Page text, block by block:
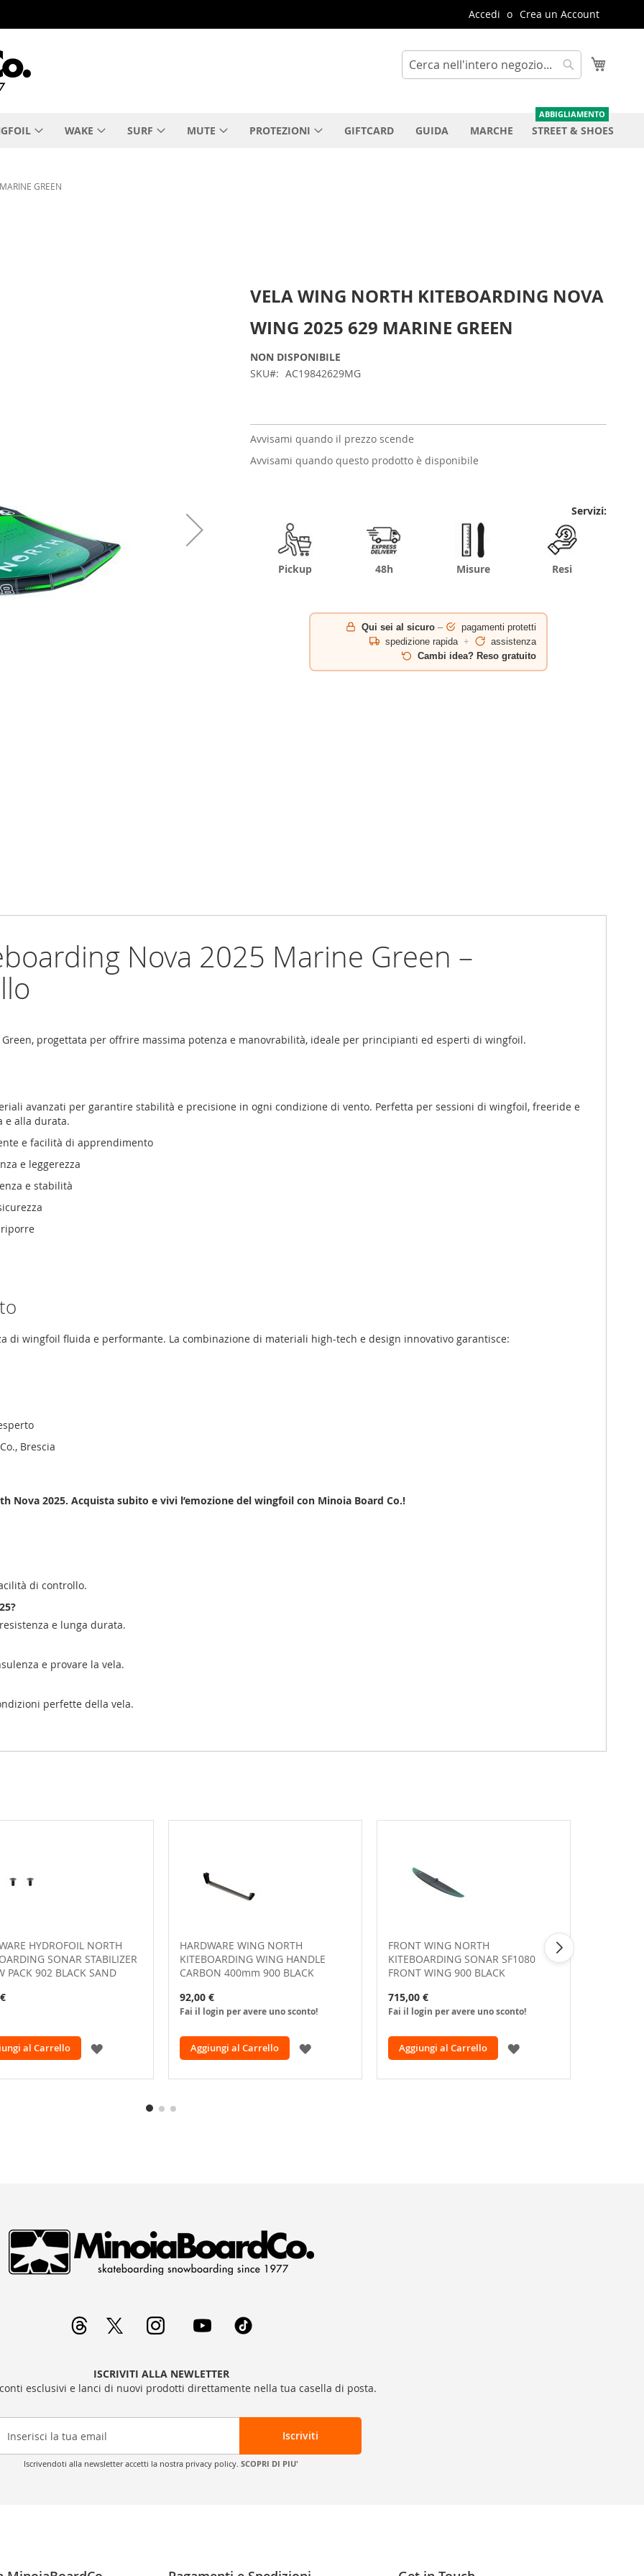
Accedi Crea un Account
Cerca
WAKE SURF MUTE PROTEZIONI GIFTCARD GUIDA MARCHE STREET & SHOES
GREEN
VELA WING NORTH KITEBOARDING NOVA
WING 2025 629 MARINE GREEN
NON DISPONIBILE
SKU
AC19842629MG
Avvisami quando il prezzo scende
Avvisami quando questo prodotto è disponibile
Servizi:
Pickup 48h Misure Resi
Qui sei al sicuro –
pagamenti protetti
spedizione rapida +
assistenza
Cambi idea? Reso gratuito
Nova 2025 Marine Green –
progettata per offrire massima potenza e manovrabilità, ideale per principianti ed esperti di wingfoil.
avanzati per garantire stabilità e precisione in ogni condizione di vento. Perfetta per sessioni di wingfoil, freeride e
e alla durata.
e facilità di apprendimento
e leggerezza
e stabilità
riporre
di wingfoil fluida e performante. La combinazione di materiali high-tech e design innovativo garantisce:
Brescia
Nova 2025. Acquista subito e vivi l’emozione del wingfoil con Minoia Board Co.!
di controllo.
e lunga durata.
e provare la vela.
perfette della vela.
HYDROFOIL NORTH
SONAR STABILIZER
PACK 902 BLACK SAND
al Carrello
AGGIUNGI
HARDWARE WING NORTH
KITEBOARDING WING HANDLE
CARBON 400mm 900 BLACK
92,00 €
Fai il login per avere uno sconto!
Aggiungi al Carrello
AGGIUNGI
FRONT WING NORTH
KITEBOARDING SONAR SF1080
FRONT WING 900 BLACK
715,00 €
Fai il login per avere uno sconto!
Aggiungi al Carrello
AGGIUNGI
ISCRIVITI ALLA NEWLETTER
esclusivi e lanci di nuovi prodotti direttamente nella tua casella di posta.
Iscriviti
Iscrivendoti alla newsletter accetti la nostra privacy policy. SCOPRI DI PIU'